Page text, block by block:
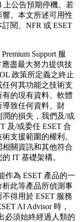
上公告預期停機。若
。本文所述可用性
閱、NFR 或 ESET
Support 服
盡最大努力提供技
政策所定義之終止
何其功能之技術支
的現有資料、軟體
致任何資料、財
的損失，我們及/或
及/或委任 ESET 合
支援範圍的權利。
關資訊和其他符合
IT 基礎架構。
作為 ESET 產品的一
此等產品所偵測事
得用於 ESET 服務
AI Advisor 時，
必須始終經過人類的